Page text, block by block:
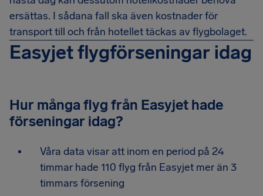
ersättas. I sådana fall ska även kostnader för
transport till och från hotellet täckas av flygbolaget.
Easyjet flygförseningar idag
Hur många flyg från Easyjet hade
förseningar idag?
Våra data visar att inom en period på 24
timmar hade 110 flyg från Easyjet mer än 3
timmars försening